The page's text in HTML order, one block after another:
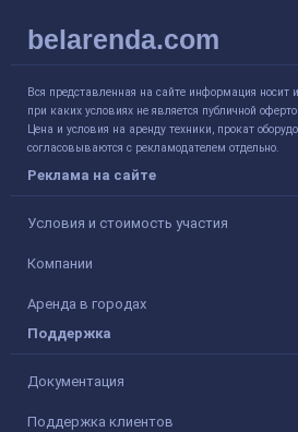
belarenda.com
Вся представленная на сайте информация
при каких условиях не является публичной
Цена и условия на аренду техники, прокат
согласовываются с рекламодателем отдельно.
Реклама на сайте
Условия и стоимость участия
Компании
Аренда в городах
Поддержка
Документация
Поддержка клиентов